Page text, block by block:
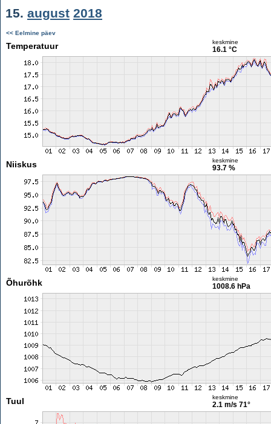
15. august 2018
<< Eelmine päev
Temperatuur keskmine
16.1 °C
Niiskus keskmine
93.7 %
Õhurõhk keskmine
1008.6 hPa
Tuul keskmine
2.1 m/s 71°